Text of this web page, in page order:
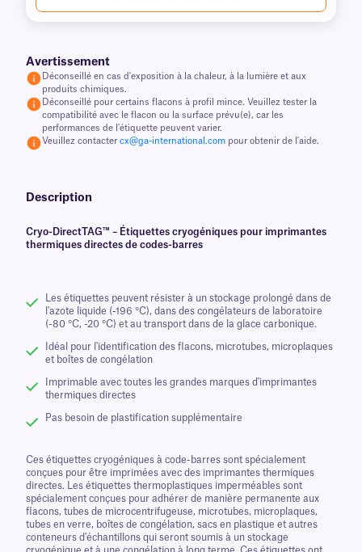
Avertissement
Déconseillé en cas d'exposition à la chaleur, à la lumière et aux
produits chimiques.
Déconseillé pour certains flacons à profil mince. Veuillez tester la
compatibilité avec le flacon ou la surface prévu(e), car les
performances de l'étiquette peuvent varier.
Veuillez contacter cx@ga-international.com pour obtenir de l'aide.
Description
Cryo-DirectTAG™ – Étiquettes cryogéniques pour imprimantes
thermiques directes de codes-barres
Les étiquettes peuvent résister à un stockage prolongé dans de
l'azote liquide (-196 °C), dans des congélateurs de laboratoire
(-80 °C, -20 °C) et au transport dans de la glace carbonique.
Idéal pour l'identification des flacons, microtubes, microplaques
et boîtes de congélation
Imprimable avec toutes les grandes marques d'imprimantes
thermiques directes
Pas besoin de plastification supplémentaire
Ces étiquettes cryogéniques à code-barres sont spécialement
conçues pour être imprimées avec des imprimantes thermiques
directes. Les étiquettes thermoplastiques imperméables sont
spécialement conçues pour adhérer de manière permanente aux
flacons, tubes de microcentrifugeuse, microtubes, microplaques,
tubes en verre, boîtes de congélation, sacs en plastique et autres
conteneurs d'échantillons qui seront soumis à un stockage